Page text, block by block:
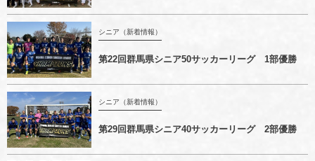
シニア（新着情報）
第22回群馬県シニア50サッカーリーグ 1部優勝
シニア（新着情報）
第29回群馬県シニア40サッカーリーグ 2部優勝